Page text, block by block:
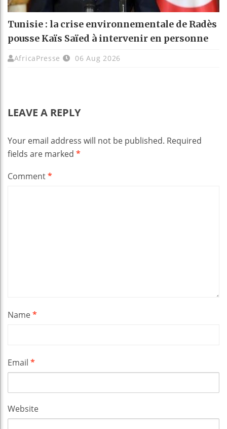
Tunisie : la crise environnementale de Radès
pousse Kaïs Saïed à intervenir en personne
AfricaPresse 06 Aug 2026
LEAVE A REPLY
Your email address will not be published. Required
fields are marked *
Comment*
Name*
Email *
Website